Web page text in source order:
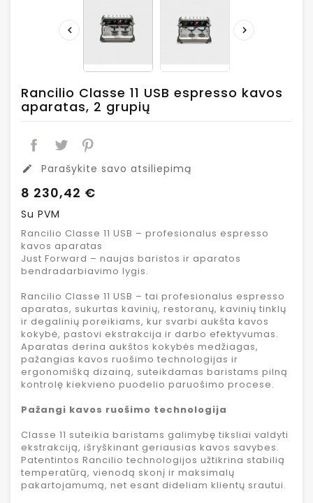
 
Rancilio Classe 11 USB espresso kavos
aparatas, 2 grupių
edit Parašykite savo atsiliepimą
8 230,42 €
Su PVM
Rancilio Classe 11 USB – profesionalus espresso
kavos aparatas
Just Forward – naujas baristos ir aparatos
bendradarbiavimo lygis.
Rancilio Classe 11 USB – tai profesionalus espresso
aparatas, sukurtas kavinių, restoranų, kavinių tinklų
ir degalinių poreikiams, kur svarbi aukšta kavos
kokybė, pastovi ekstrakcija ir darbo efektyvumas.
Aparatas derina aukštos kokybės medžiagas,
pažangias kavos ruošimo technologijas ir
ergonomišką dizainą, suteikdamas baristams pilną
kontrolę kiekvieno puodelio paruošimo procese.
Pažangi kavos ruošimo technologija
Classe 11 suteikia baristams galimybę tiksliai valdyti
ekstrakciją, išryškinant geriausias kavos savybes.
Patentintos Rancilio technologijos užtikrina stabilią
temperatūrą, vienodą skonį ir maksimalų
pakartojamumą, net esant dideliam klientų srautui.